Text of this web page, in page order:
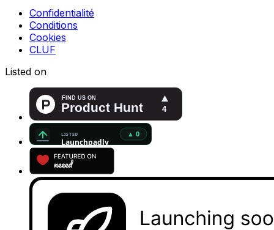
Confidentialité
Conditions
Cookies
CLUF
Listed on